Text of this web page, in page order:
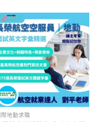
際地勤求職